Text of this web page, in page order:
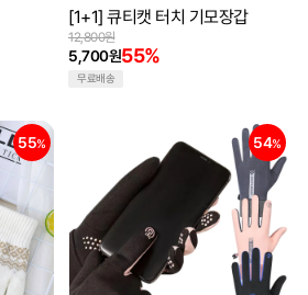
[1+1] 큐티캣 터치 기모장갑
5,700원55%
12,800원
무료배송
55% 54%